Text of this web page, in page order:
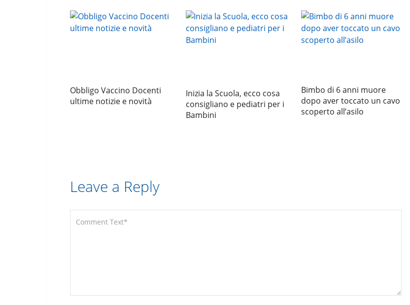
Obbligo Vaccino Docenti
ultime notizie e novità
Inizia la Scuola, ecco cosa
consigliano e pediatri per i
Bambini
Bimbo di 6 anni muore
dopo aver toccato un cavo
scoperto all’asilo
Leave a Reply